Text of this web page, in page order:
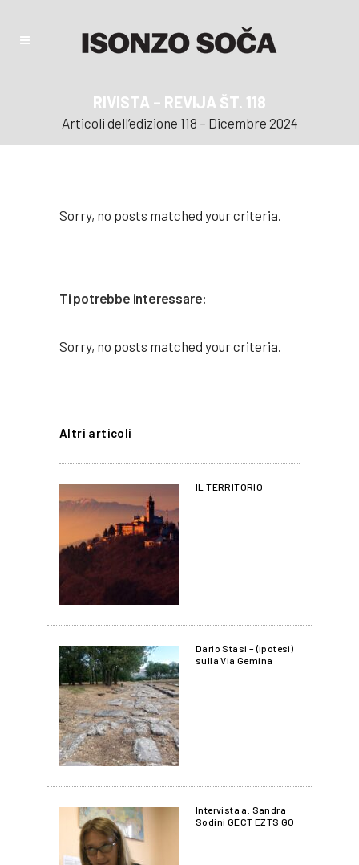
RIVISTA – REVIJA ŠT. 118
Articoli dell’edizione 118 – Dicembre 2024
Sorry, no posts matched your criteria.
Ti potrebbe interessare:
Sorry, no posts matched your criteria.
Altri articoli
IL TERRITORIO
Dario Stasi – (ipotesi)
sulla Via Gemina
Intervista a: Sandra
Sodini GECT EZTS GO